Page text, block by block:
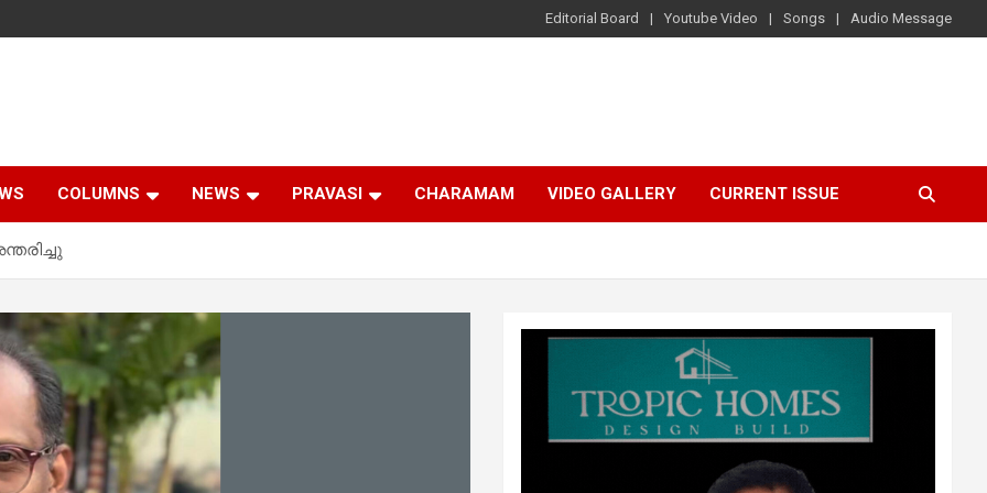
Editorial Board Youtube Video Songs Audio Message
COLUMNS NEWS PRAVASI CHARAMAM VIDEO GALLERY CURRENT ISSUE